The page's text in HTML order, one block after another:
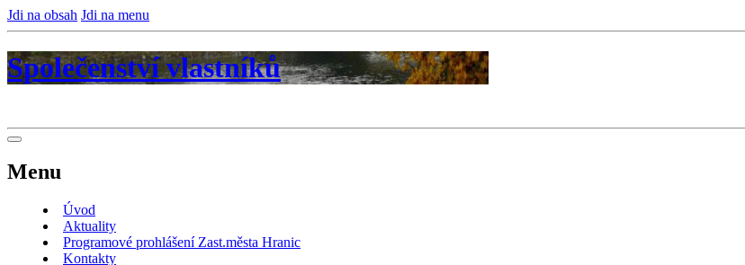
Jdi na obsah Jdi na menu
Společenství vlastníků
Menu
Úvod
Aktuality
Programové prohlášení Zast.města Hranic
Kontakty